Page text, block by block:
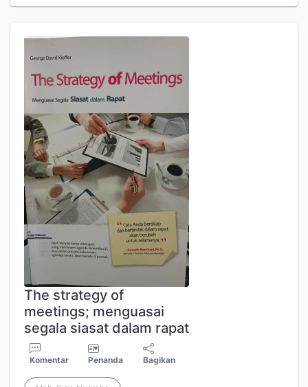
The strategy of
meetings; menguasai
segala siasat dalam rapat
Komentar Penanda Bagikan